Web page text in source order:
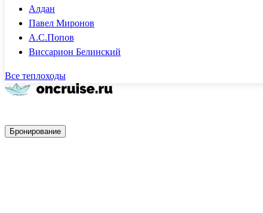
Алдан
Павел Миронов
А.С.Попов
Виссарион Белинский
Все теплоходы
Бронирование